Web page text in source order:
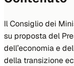
Il Consiglio dei
su proposta del
dell’economia e
della transizione